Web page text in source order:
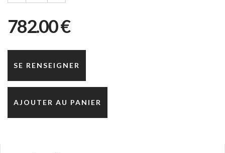
782.00 €
SE RENSEIGNER
AJOUTER AU PANIER